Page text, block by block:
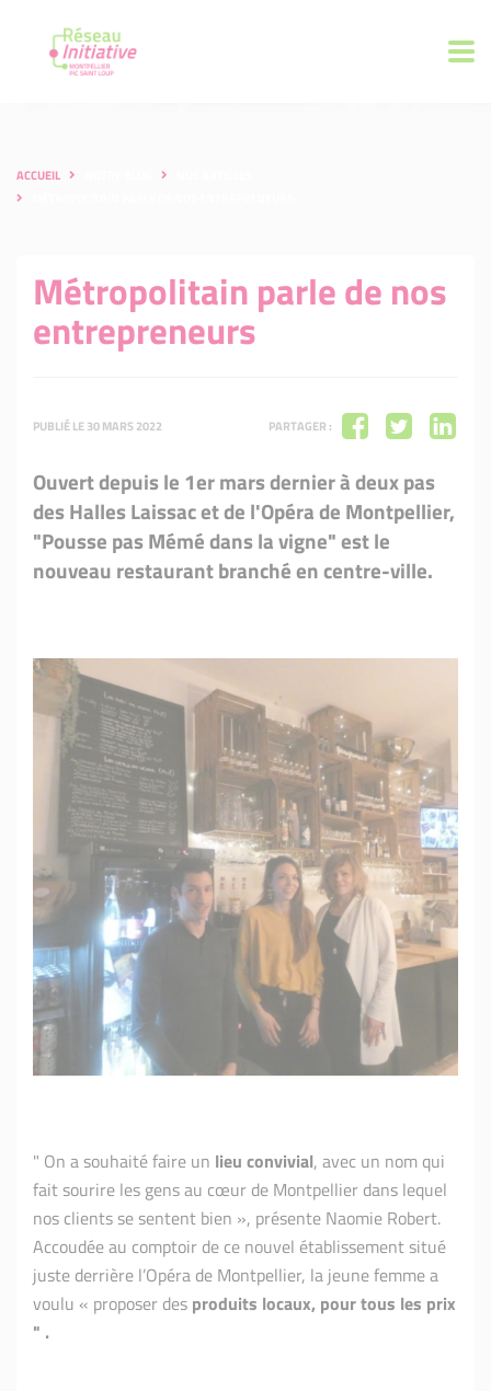
ACCUEIL
Métropolitain parle de nos
entrepreneurs
PUBLIÉ LE 30 MARS 2022 PARTAGER :
Ouvert depuis le 1er mars dernier à deux pas
des Halles Laissac et de l'Opéra de Montpellier,
"Pousse pas Mémé dans la vigne" est le
nouveau restaurant branché en centre-ville.
" On a souhaité faire un lieu convivial, avec un nom qui
fait sourire les gens au cœur de Montpellier dans lequel
nos clients se sentent bien », présente Naomie Robert.
Accoudée au comptoir de ce nouvel établissement situé
juste derrière l’Opéra de Montpellier, la jeune femme a
voulu « proposer des produits locaux, pour tous les prix
" .